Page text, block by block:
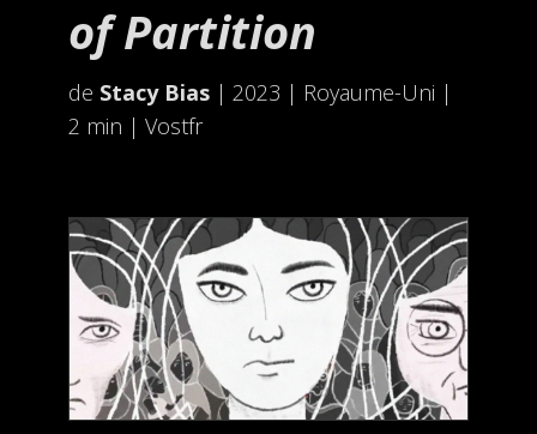
of Partition
de Stacy Bias| 2023 | Royaume-Uni |
2 min | Vostfr